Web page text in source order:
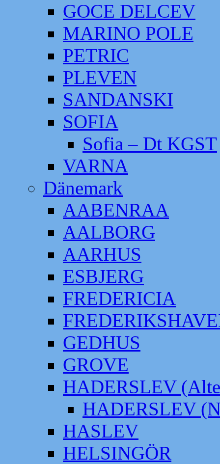
GOCE DELCEV
MARINO POLE
PETRIC
PLEVEN
SANDANSKI
SOFIA
Sofia – Dt KGST
VARNA
Dänemark
AABENRAA
AALBORG
AARHUS
ESBJERG
FREDERICIA
GEDHUS
GROVE
HADERSLEV
HADERSLEV
HASLEV
HELSINGÖR